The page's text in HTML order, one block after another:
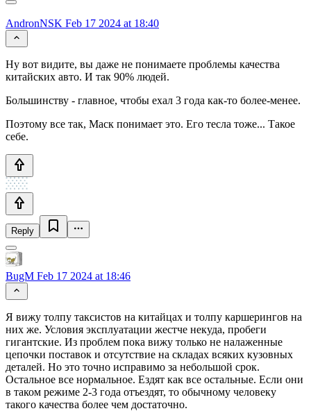
AndronNSK Feb 17 2024 at 18:40
Ну вот видите, вы даже не понимаете проблемы качества
китайских авто. И так 90% людей.
Большинству - главное, чтобы ехал 3 года как-то более-менее.
Поэтому все так, Маск понимает это. Его тесла тоже... Такое
себе.
Reply
BugM Feb 17 2024 at 18:46
Я вижу толпу таксистов на китайцах и толпу каршерингов на
них же. Условия эксплуатации жестче некуда, пробеги
гигантские. Из проблем пока вижу только не налаженные
цепочки поставок и отсутствие на складах всяких кузовных
деталей. Но это точно исправимо за небольшой срок.
Остальное все нормальное. Ездят как все остальные. Если они
в таком режиме 2-3 года отъездят, то обычному человеку
такого качества более чем достаточно.